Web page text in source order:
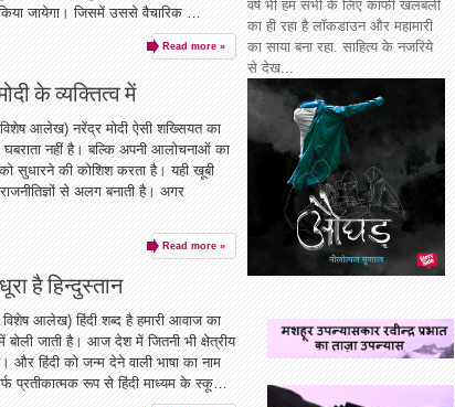
जायेगा। जिसमें उससे वैचारिक …
Read more »
के व्यक्तित्व में
आलेख) नरेंद्र मोदी ऐसी शख्सियत का
नहीं है। बल्कि अपनी आलोचनाओं का
सुधारने की कोशिश करता है। यही खूबी
से अलग बनाती है। अगर
Read more »
है हिन्दुस्तान
आलेख) हिंदी शब्द है हमारी आवाज का
बोली जाती है। आज देश में जितनी भी क्षेत्रीय
और हिंदी को जन्म देने वाली भाषा का नाम
प्रतीकात्मक रूप से हिंदी माध्यम के स्कू…
वर्ष भी हम सभी के लिए काफी खलबली
का ही रहा है लॉकडाउन और महामारी
का साया बना रहा. साहित्य के नजरिये
से देख...